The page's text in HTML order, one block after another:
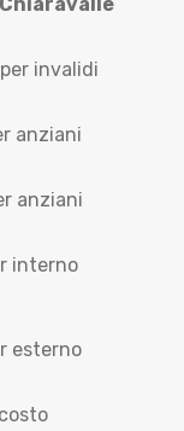
invalidi
anziani
anziani
interno
esterno